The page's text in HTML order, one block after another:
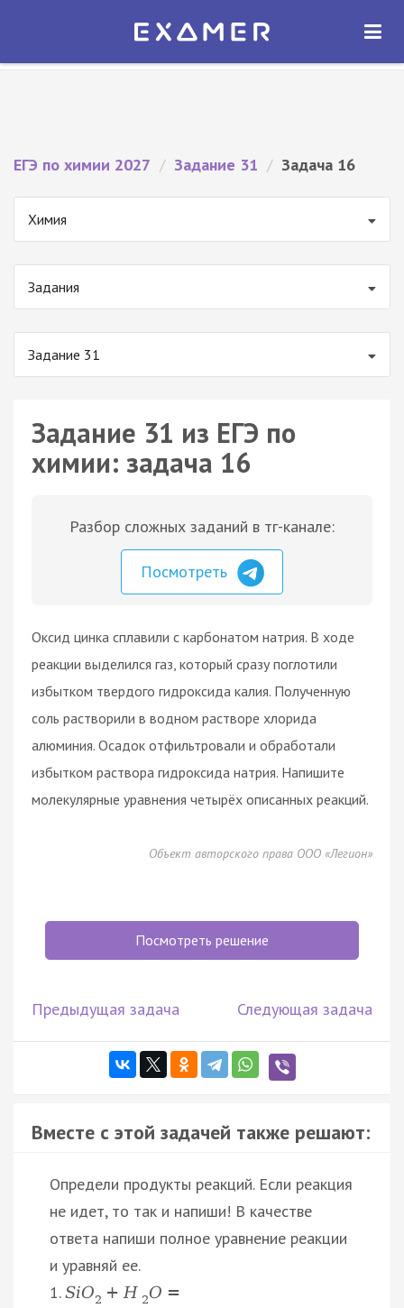
Экзамер — ЕГЭ 2027
ОТКРЫТЬ
ЕГЭ по химии 2027 / Задание 31 / Задача 16
Химия
Задания
Задание 31
Задание 31 из ЕГЭ по
химии: задача 16
Разбор сложных заданий в тг-канале:
Посмотреть
Оксид цинка сплавили с карбонатом натрия. В ходе
реакции выделился газ, который сразу поглотили
избытком твердого гидроксида калия. Полученную
соль растворили в водном растворе хлорида
алюминия. Осадок отфильтровали и обработали
избытком раствора гидроксида натрия. Напишите
молекулярные уравнения четырёх описанных реакций.
Объект авторского права ООО «Легион»
Посмотреть решение
Предыдущая задача Следующая задача
Вместе с этой задачей также решают:
Определи продукты реакций. Если реакция
не идет, то так и напиши! В качестве
ответа напиши полное уравнение реакции
и уравняй ее.
1.SiO2 + H 2O =